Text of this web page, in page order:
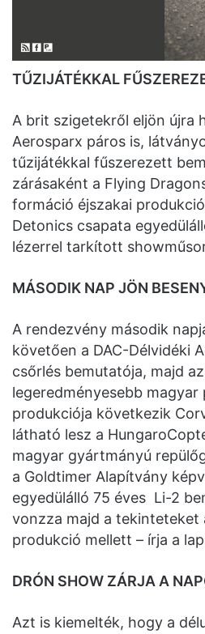
TŰZIJÁTÉKKAL
A brit szigetekről eljön újra
Aerosparx páros is,
tűzijátékkal fűszerezett
zárásaként a Flying
formáció éjszakai
Detonics csapata
lézerrel tarkított
MÁSODIK NAP JÖN
A rendezvény második
követően a DAC-Délvidéki
csőrlés bemutatója, majd
legeredményesebb magyar
produkciója következik
látható lesz a
magyar gyártmányú
a Goldtimer Alapítvány
egyedülálló 75 éves Li-2
vonzza majd a tekinteteket
produkció mellett – írja a
DRÓN SHOW ZÁRJA A
Azt is kiemelték, hogy a